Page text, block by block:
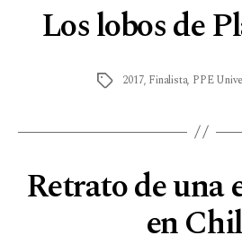
Los lobos de
2017, Finalista, PPE
Retrato de una
en